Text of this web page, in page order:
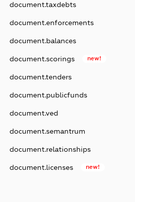
document.taxdebts
document.enforcements
document.balances
document.scorings new!
document.tenders
document.publicfunds
document.ved
document.semantrum
document.relationships
document.licenses new!